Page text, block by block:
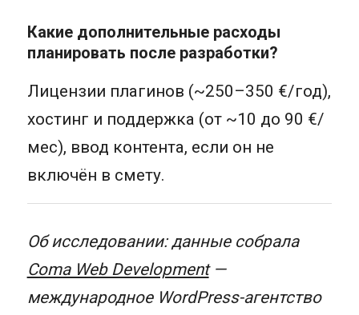
Какие дополнительные расходы
планировать после разработки?
Лицензии плагинов (~250–350 €/год),
хостинг и поддержка (от ~10 до 90 €/
мес), ввод контента, если он не
включён в смету.
Об исследовании: данные собрала
Coma Web Development—
международное WordPress-агентство